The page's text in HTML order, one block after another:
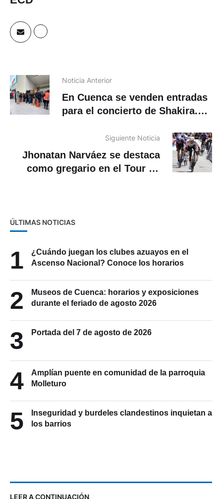
Noticia Anterior
En Cuenca se venden entradas
para el concierto de Shakira.
Siguiente Noticia
Jhonatan Narváez se destaca
como gregario en el Tour de
ÚLTIMAS NOTICIAS
1
¿Cuándo juegan los clubes azuayos en el
Ascenso Nacional? Conoce los horarios
2
Museos de Cuenca: horarios y exposiciones
durante el feriado de agosto 2026
3 Portada del 7 de agosto de 2026
4
Amplían puente en comunidad de la parroquia
Molleturo
5
Inseguridad y burdeles clandestinos inquietan a
los barrios
LEER A CONTINUACIÓN